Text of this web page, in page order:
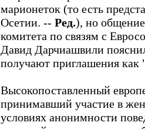
марионеток (то есть
Осетии. -- Ред.), но
комитета по связям с
Давид Дарчиашвили
получают приглашения как
Высокопоставленный
принимавший участие в
условиях анонимности